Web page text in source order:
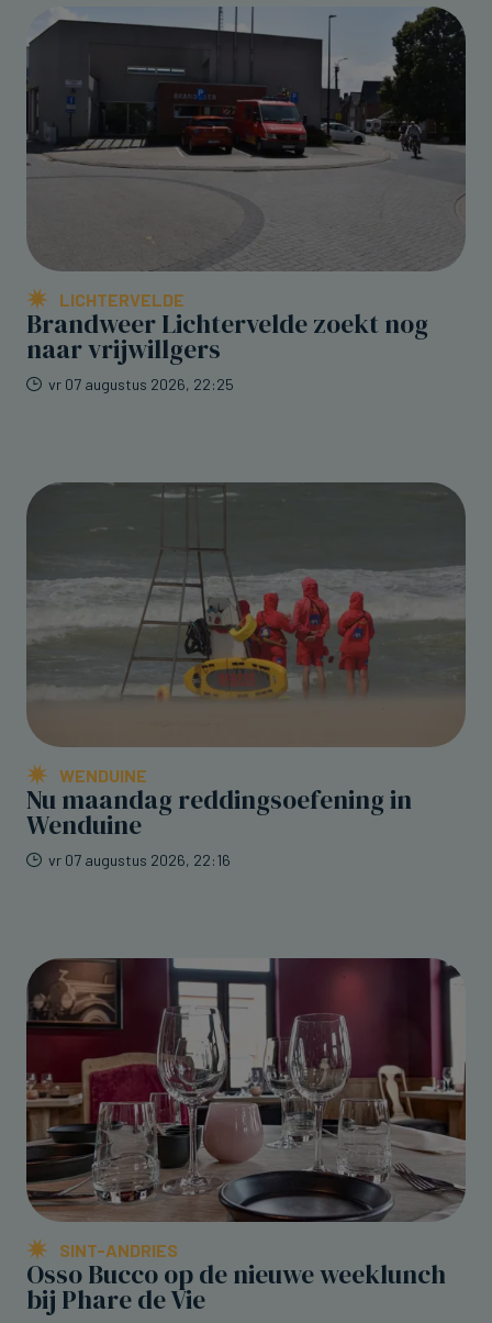
LICHTERVELDE
Brandweer Lichtervelde zoekt nog
naar vrijwillgers
vr 07 augustus 2026, 22:25
WENDUINE
Nu maandag reddingsoefening in
Wenduine
vr 07 augustus 2026, 22:16
SINT-ANDRIES
Osso Bucco op de nieuwe weeklunch
bij Phare de Vie